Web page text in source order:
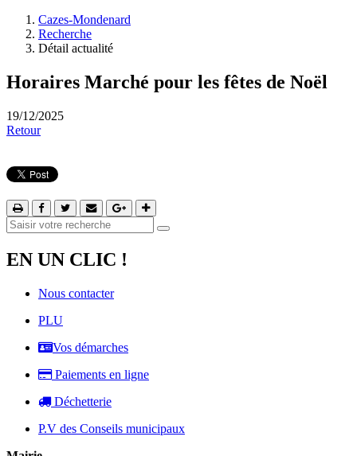
Cazes-Mondenard
Recherche
Détail actualité
Horaires Marché pour les fêtes de Noël
19/12/2025
Retour
EN UN CLIC !
Nous contacter
PLU
Vos démarches
Paiements en ligne
Déchetterie
P.V des Conseils municipaux